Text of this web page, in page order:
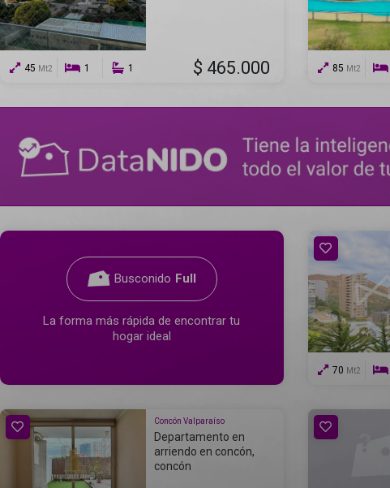
45 Mt2 1 1 $ 465.000 85 Mt2
Busconido Full
La forma más rápida de encontrar tu
hogar ideal
70 Mt2
Concón Valparaíso
Departamento en
arriendo en concón,
concón